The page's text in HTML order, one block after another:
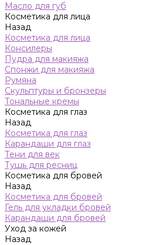
Масло для губ
Косметика для лица
Назад
Косметика для лица
Консилеры
Пудра для макияжа
Спонжи для макияжа
Румяна
Скульптуры и бронзеры
Тональные кремы
Косметика для глаз
Назад
Косметика для глаз
Карандаши для глаз
Тени для век
Тушь для ресниц
Косметика для бровей
Назад
Косметика для бровей
Гель для укладки бровей
Карандаши для бровей
Уход за кожей
Назад